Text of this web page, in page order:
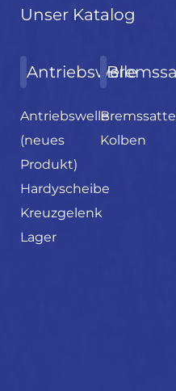
Unser Katalog
Antriebswelle
Antriebswelle
(neues
Produkt)
Hardyscheibe
Kreuzgelenk
Lager
Kolben